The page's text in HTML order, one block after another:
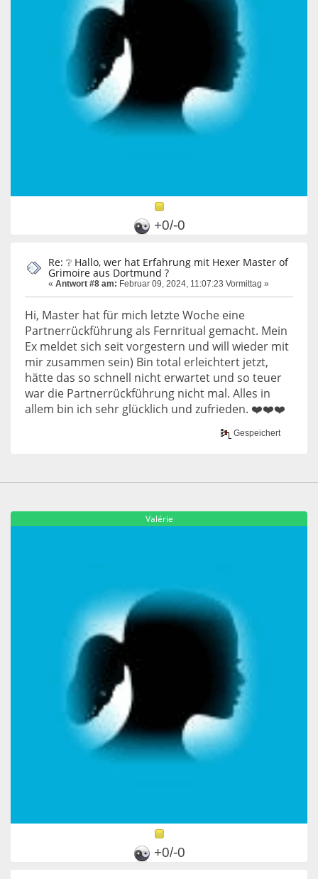
+0/-0
Re: ❔ Hallo, wer hat Erfahrung mit Hexer Master of
Grimoire aus Dortmund ?
« Antwort #8 am: Februar 09, 2024, 11:07:23 Vormittag »
Hi, Master hat für mich letzte Woche eine
Partnerrückführung als Fernritual gemacht. Mein
Ex meldet sich seit vorgestern und will wieder mit
mir zusammen sein) Bin total erleichtert jetzt,
hätte das so schnell nicht erwartet und so teuer
war die Partnerrückführung nicht mal. Alles in
allem bin ich sehr glücklich und zufrieden. ❤️❤️❤️
Gespeichert
Valérie
+0/-0